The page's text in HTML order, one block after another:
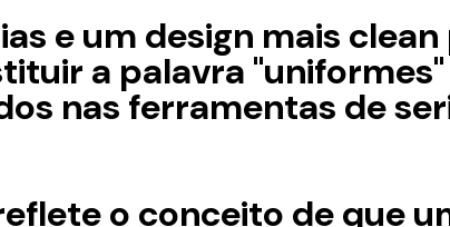
e um design mais
a palavra
nas ferramentas de
o conceito de que